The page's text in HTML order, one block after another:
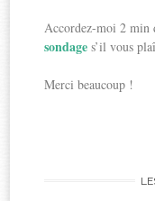
Accordez-moi 2 min
sondages’il vous
Merci beaucoup !